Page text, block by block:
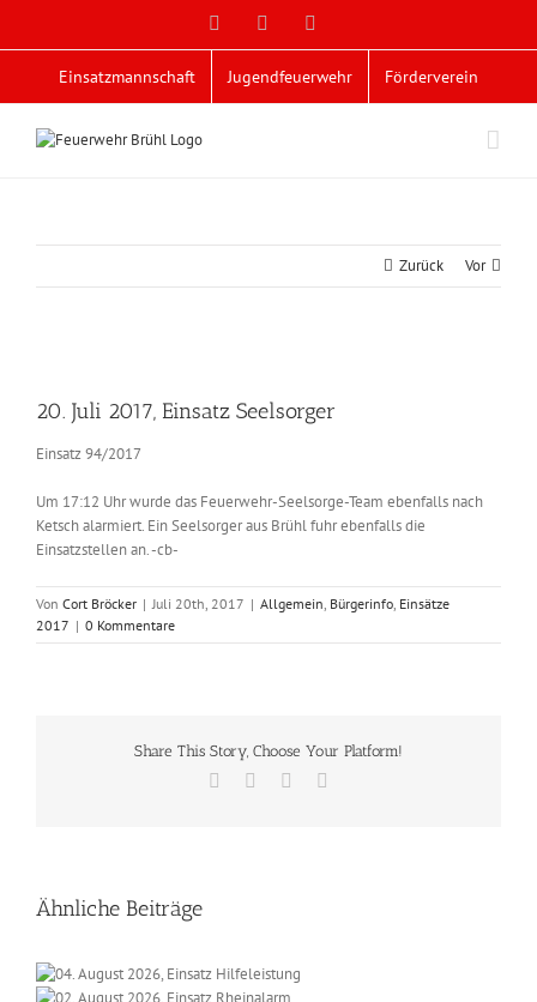
Facebook
Einsatzmannschaft Jugendfeuerwehr Förderverein
Zurück Vor
Bild
20. Juli 2017, Einsatz Seelsorger
Einsatz 94/2017
Um 17:12 Uhr wurde das Feuerwehr-Seelsorge-Team ebenfalls nach
Ketsch alarmiert. Ein Seelsorger aus Brühl fuhr ebenfalls die
Einsatzstellen an. -cb-
Von Cort Bröcker | Juli 20th, 2017 | Allgemein, Bürgerinfo, Einsätze
2017 | 0 Kommentare
Share This Story, Choose Your Platform!
Facebook
Ähnliche Beiträge